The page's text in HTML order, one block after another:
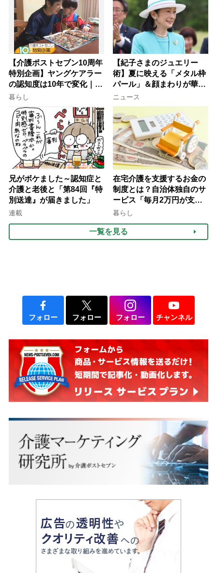
【介護ポストセブン10周年
特別企画】ヤングケアラー
の認知度は10年で変化｜流
行語大賞にノミネート、法
律にも明記されたが果たし
て現在は？
暮らし
【紀子さまのジュエリー
術】夏に映える「メタル枠
パール」＆顔まわりが華や
ぐ「揺れる一粒」の使い分
け方
ニュース
兄がボケました～認知症と
介護と老後と「第84回『特
別送達』が届きました」
連載
在宅介護を支援するお金の
制度とは？自治体独自のサ
ービス「毎月2万円が支給
される」ケースも【FP解
暮らし
一覧を見る
フォロー フォロー フォロー チャンネル